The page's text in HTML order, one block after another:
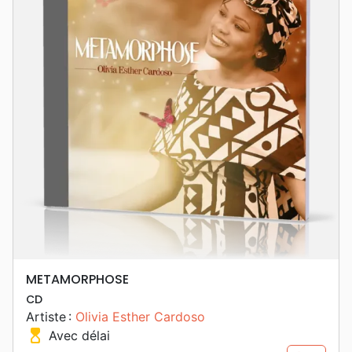
METAMORPHOSE
CD
Artiste : Olivia Esther Cardoso
hourglass_top Avec délai